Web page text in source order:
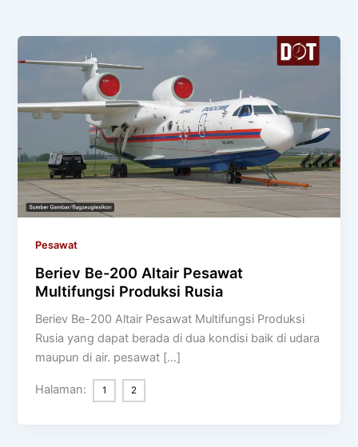
Pesawat
Beriev Be-200 Altair Pesawat
Multifungsi Produksi Rusia
Beriev Be-200 Altair Pesawat Multifungsi Produksi
Rusia yang dapat berada di dua kondisi baik di udara
maupun di air. pesawat […]
Halaman: 1 2